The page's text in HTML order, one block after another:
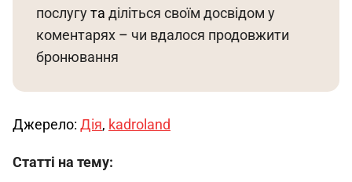
послугу та діліться своїм досвідом у
коментарях – чи вдалося продовжити
бронювання
Джерело: Дія, kadroland
Статті на тему: